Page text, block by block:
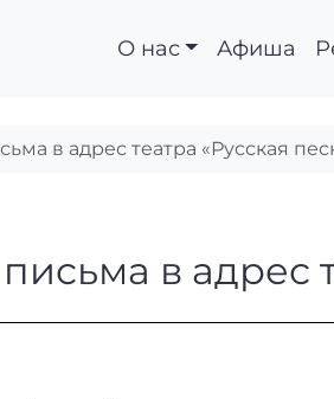
О нас Афиша
в адрес театра «Русская
письма в
в адрес